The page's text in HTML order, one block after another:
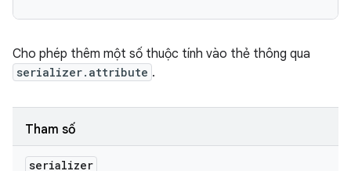
Cho phép thêm một số thuộc tính vào thẻ thông qua
serializer.attribute .
Tham số
serializer